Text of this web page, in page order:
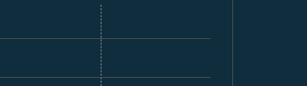
disclaimer. 查找票價
offers-disclaimer. 查找票價
offers-disclaimer. 查找票價
view-offers-disclaimer. 查找票價
cmp-view-offers-disclaimer. 查找票價
cmp-view-offers-disclaimer. 查找票價
BOI–SHI: cmp-view-offers-disclaimer. 查找票價
BOI–SHI: cmp-view-offers-disclaimer. 查找票價
BOI–SHI: cmp-view-offers-disclaimer. 查找票價
BOI–SHI: cmp-view-offers-disclaimer. 查找